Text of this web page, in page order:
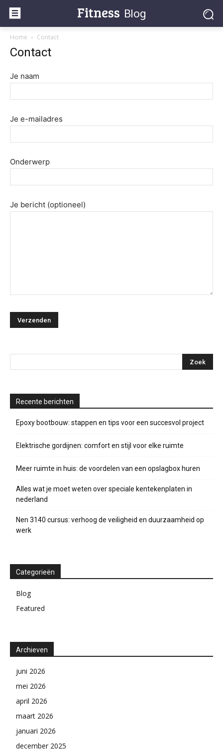
Fitness Blog
Home Contact
Contact
Je naam
Je e-mailadres
Onderwerp
Je bericht (optioneel)
Recente berichten
Epoxy bootbouw: stappen en tips voor een succesvol project
Elektrische gordijnen: comfort en stijl voor elke ruimte
Meer ruimte in huis: de voordelen van een opslagbox huren
Alles wat je moet weten over speciale kentekenplaten in
nederland
Nen 3140 cursus: verhoog de veiligheid en duurzaamheid op
werk
Categorieën
Blog
Featured
Archieven
juni 2026
mei 2026
april 2026
maart 2026
januari 2026
december 2025